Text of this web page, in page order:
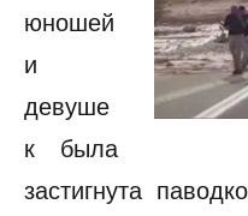
юношей
и
девуше
к была
застигнута